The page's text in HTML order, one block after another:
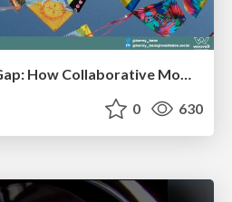
Bridging the Design Gap: How Collaborative Modelling removes blockers to flow between stakeholders and teams @FastFlow conf
0 630